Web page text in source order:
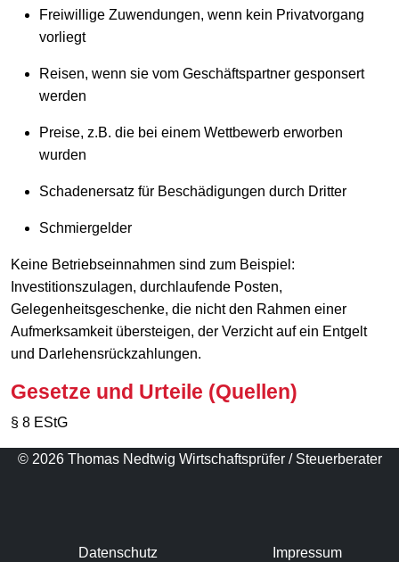
Freiwillige Zuwendungen, wenn kein Privatvorgang
vorliegt
Reisen, wenn sie vom Geschäftspartner gesponsert
werden
Preise, z.B. die bei einem Wettbewerb erworben
wurden
Schadenersatz für Beschädigungen durch Dritter
Schmiergelder
Keine Betriebseinnahmen sind zum Beispiel:
Investitionszulagen, durchlaufende Posten,
Gelegenheitsgeschenke, die nicht den Rahmen einer
Aufmerksamkeit übersteigen, der Verzicht auf ein Entgelt
und Darlehensrückzahlungen.
Gesetze und Urteile (Quellen)
§ 8 EStG
© 2026 Thomas Nedtwig Wirtschaftsprüfer / Steuerberater
Datenschutz Impressum